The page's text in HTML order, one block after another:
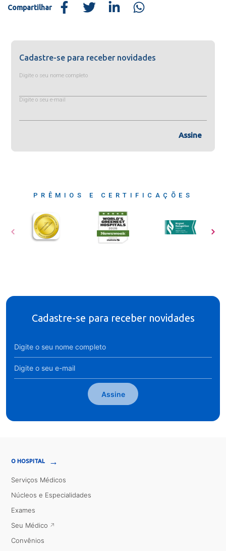
Compartilhar
Cadastre-se para receber novidades
Digite o seu nome completo
Digite o seu e-mail
Assine
PRÊMIOS E CERTIFICAÇÕES
Cadastre-se para receber novidades
Assine
O HOSPITAL →
Serviços Médicos
Núcleos e Especialidades
Exames
Seu Médico
Convênios